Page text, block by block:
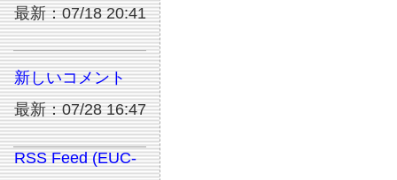
最新：07/18 20:41
新しいコメント
最新：07/28 16:47
RSS Feed (EUC-